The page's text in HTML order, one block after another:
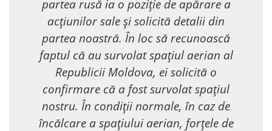
partea rusă ia o poziție de apărare a
acțiunilor sale și solicită detalii din
partea noastră. În loc să recunoască
faptul că au survolat spațiul aerian al
Republicii Moldova, ei solicită o
confirmare că a fost survolat spațiul
nostru. În condiții normale, în caz de
încălcare a spațiului aerian, forțele de